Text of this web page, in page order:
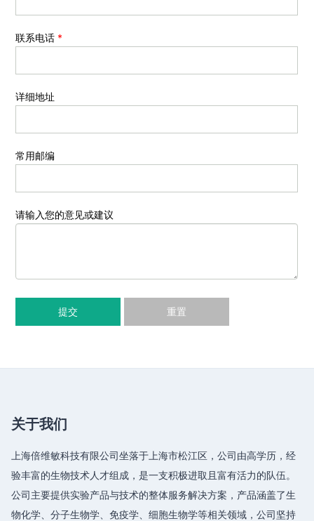
联系电话 *
详细地址
常用邮编
请输入您的意见或建议
提交 重置
关于我们
上海倍维敏科技有限公司坐落于上海市松江区，公司由高学历，经
验丰富的生物技术人才组成，是一支积极进取且富有活力的队伍。
公司主要提供实验产品与技术的整体服务解决方案，产品涵盖了生
物化学、分子生物学、免疫学、细胞生物学等相关领域，公司坚持